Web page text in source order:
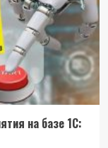
на базе 1С: